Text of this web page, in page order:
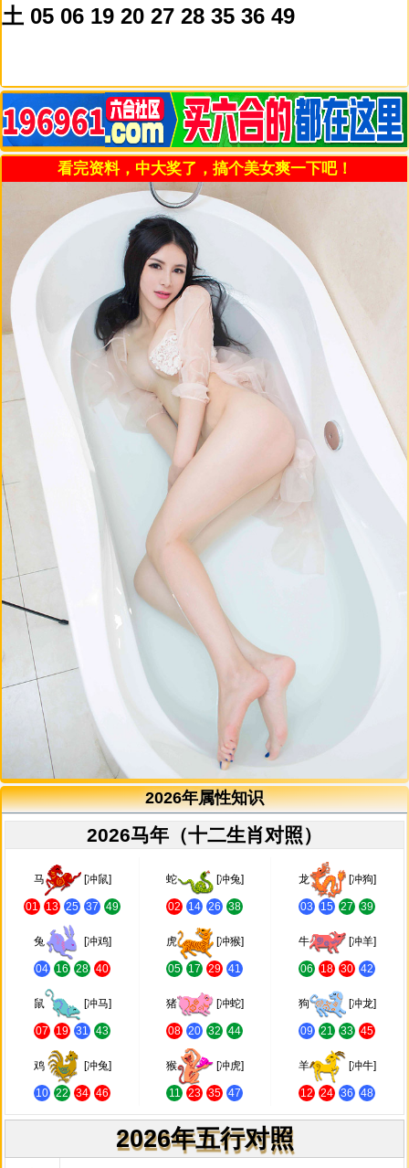
土 05 06 19 20 27 28 35 36 49
看完资料，中大奖了，搞个美女爽一下吧！
2026年属性知识
2026马年（十二生肖对照）
马 [冲鼠]
01 13 25 37 49
蛇 [冲兔]
02 14 26 38
龙 [冲狗]
03 15 27 39
兔 [冲鸡]
04 16 28 40
虎 [冲猴]
05 17 29 41
牛 [冲羊]
06 18 30 42
鼠 [冲马]
07 19 31 43
猪 [冲蛇]
08 20 32 44
狗 [冲龙]
09 21 33 45
鸡 [冲兔]
10 22 34 46
猴 [冲虎]
11 23 35 47
羊 [冲牛]
12 24 36 48
2026年五行对照